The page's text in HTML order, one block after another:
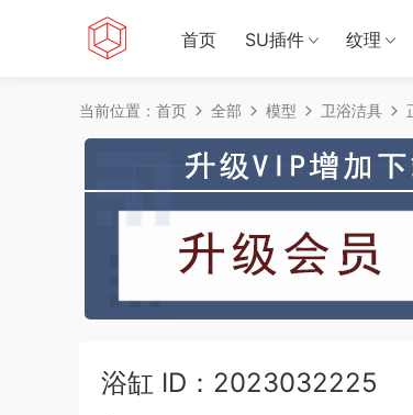
首页 SU插件 纹理
当前位置： 首页 全部 模型 卫浴洁具
浴缸 ID：2023032225